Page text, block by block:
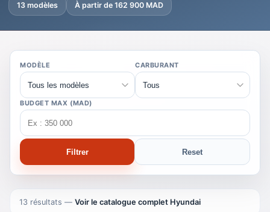
13 modèles À partir de 162 900 MAD
MODÈLE CARBURANT
BUDGET MAX (MAD)
Filtrer Reset
13 résultats — Voir le catalogue complet Hyundai